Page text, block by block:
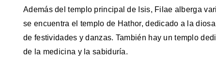
Además del templo principal de Isis, Filae alberga
se encuentra el templo de Hathor, dedicado a la
de festividades y danzas. También hay un templo
de la medicina y la sabiduría.